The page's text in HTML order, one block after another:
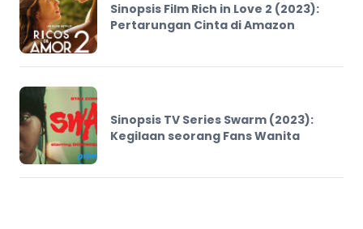
Sinopsis Film Rich in Love 2 (2023):
Pertarungan Cinta di Amazon
Sinopsis TV Series Swarm (2023):
Kegilaan seorang Fans Wanita